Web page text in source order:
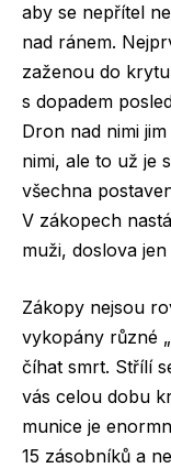
aby se nepřítel
nad ránem.
zaženou do
s dopadem
Dron nad nimi
nimi, ale to už je
všechna
V zákopech
muži, doslova
Zákopy nejsou
vykopány různé
číhat smrt. Střílí
vás celou dobu
munice je
15 zásobníků a